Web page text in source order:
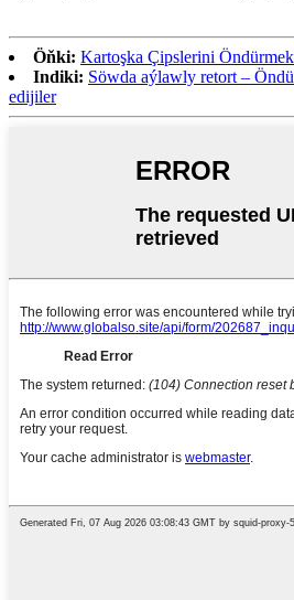
Öňki: Kartoşka Çipslerini
Indiki: Söwda aýlawly retort –
edijiler